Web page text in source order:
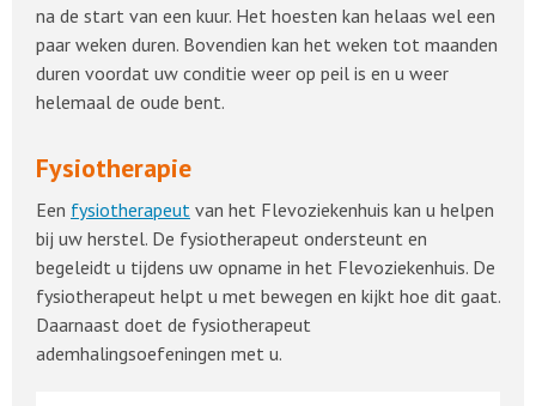
na de start van een kuur. Het hoesten kan helaas wel een
paar weken duren. Bovendien kan het weken tot maanden
duren voordat uw conditie weer op peil is en u weer
helemaal de oude bent.
Fysiotherapie
Een fysiotherapeut van het Flevoziekenhuis kan u helpen
bij uw herstel. De fysiotherapeut ondersteunt en
begeleidt u tijdens uw opname in het Flevoziekenhuis. De
fysiotherapeut helpt u met bewegen en kijkt hoe dit gaat.
Daarnaast doet de fysiotherapeut
ademhalingsoefeningen met u.